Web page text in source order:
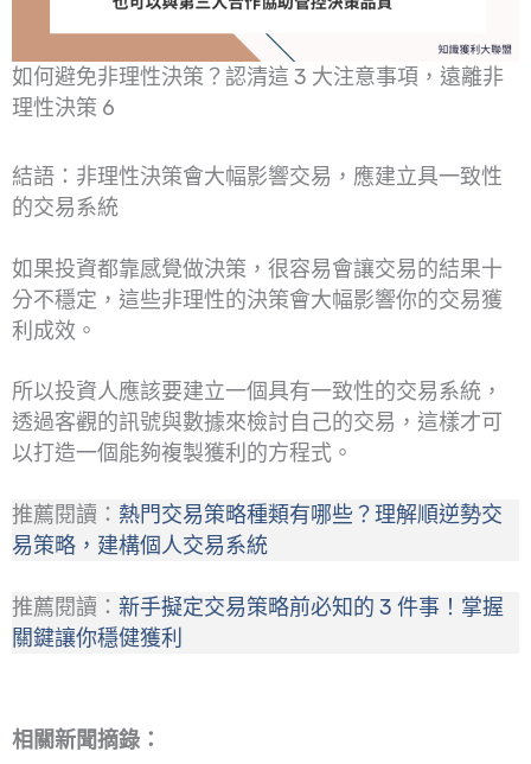
如何避免非理性決策？認清這 3 大注意事項，遠離非
理性決策 6
結語：非理性決策會大幅影響交易，應建立具一致性
的交易系統
如果投資都靠感覺做決策，很容易會讓交易的結果十
分不穩定，這些非理性的決策會大幅影響你的交易獲
利成效。
所以投資人應該要建立一個具有一致性的交易系統，
透過客觀的訊號與數據來檢討自己的交易，這樣才可
以打造一個能夠複製獲利的方程式。
推薦閱讀： 熱門交易策略種類有哪些？理解順逆勢交
易策略，建構個人交易系統
推薦閱讀： 新手擬定交易策略前必知的 3 件事！掌握
關鍵讓你穩健獲利
相關新聞摘錄：